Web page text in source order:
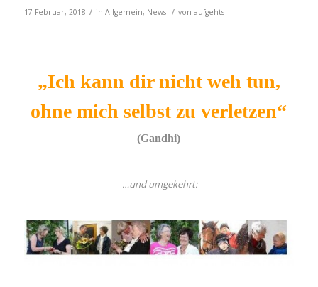
17 Februar, 2018 / in Allgemein, News / von aufgehts
„Ich kann dir nicht weh tun,
ohne mich selbst zu verletzen“
(Gandhi)
…und umgekehrt: